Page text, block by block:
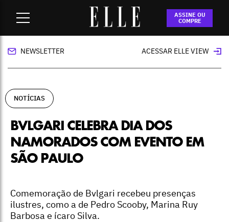
ASSINE OU
COMPRE
Bvlgari celebra Dia dos Namorados com
evento em São Paulo
NEWSLETTER ACESSAR ELLE VIEW
NOTÍCIAS
BVLGARI CELEBRA DIA DOS
NAMORADOS COM EVENTO EM
SÃO PAULO
Comemoração de Bvlgari recebeu presenças
ilustres, como a de Pedro Scooby, Marina Ruy
Barbosa e ícaro Silva.